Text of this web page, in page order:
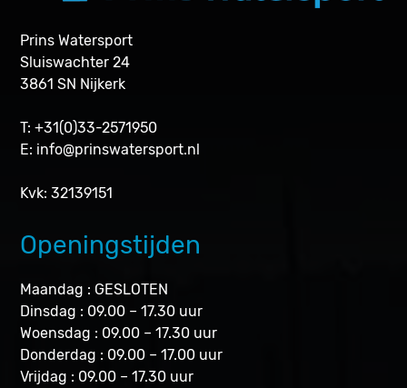
Prins Watersport
Sluiswachter 24
3861 SN Nijkerk
T: +31(0)33-2571950
E: info@prinswatersport.nl
Kvk: 32139151
Openingstijden
Maandag : GESLOTEN
Dinsdag : 09.00 – 17.30 uur
Woensdag : 09.00 – 17.30 uur
Donderdag : 09.00 – 17.00 uur
Vrijdag : 09.00 – 17.30 uur